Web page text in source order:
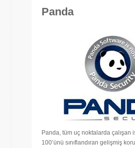
Panda
Panda, tüm uç noktalarda çalışan
100’ünü sınıflandıran gelişmiş